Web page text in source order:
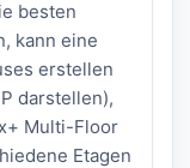
besten
kann eine
erstellen
darstellen),
Multi-Floor
Etagen